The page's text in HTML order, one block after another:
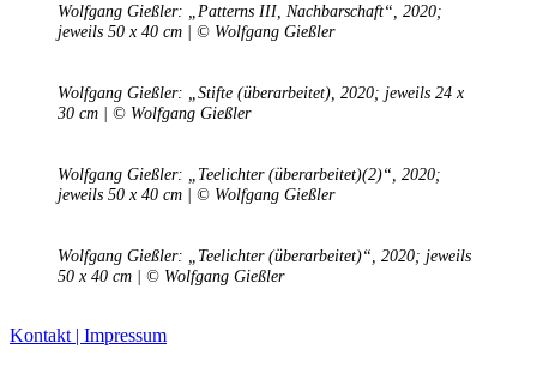
Hörtipps von Harald Schwiers
Kunstausflüge mit Sigrid Balke
Buchtipps von Uli Rothfuss
Hausbesuche
Wolfgang Gießler: „Patterns III, Nachbarschaft“, 2020;
jeweils 50 x 40 cm | © Wolfgang Gießler
Wolfgang Gießler: „Stifte (überarbeitet), 2020; jeweils 24 x
30 cm | © Wolfgang Gießler
Wolfgang Gießler: „Teelichter (überarbeitet)(2)“, 2020;
jeweils 50 x 40 cm | © Wolfgang Gießler
Wolfgang Gießler: „Teelichter (überarbeitet)“, 2020; jeweils
50 x 40 cm | © Wolfgang Gießler
Kontakt | Impressum